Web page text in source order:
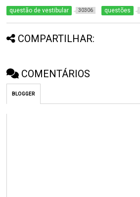
questão de vestibular 30306 questões
COMPARTILHAR:
COMENTÁRIOS
BLOGGER